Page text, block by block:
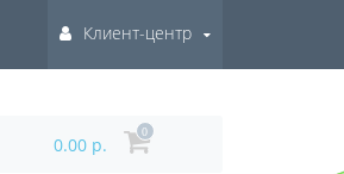
Клиент-центр
0.00 р.
0